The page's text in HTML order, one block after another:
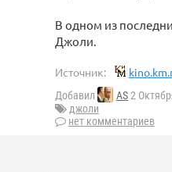
В одном из
Джоли.
Источник:
Добавил AS2
джоли
нет комментариев